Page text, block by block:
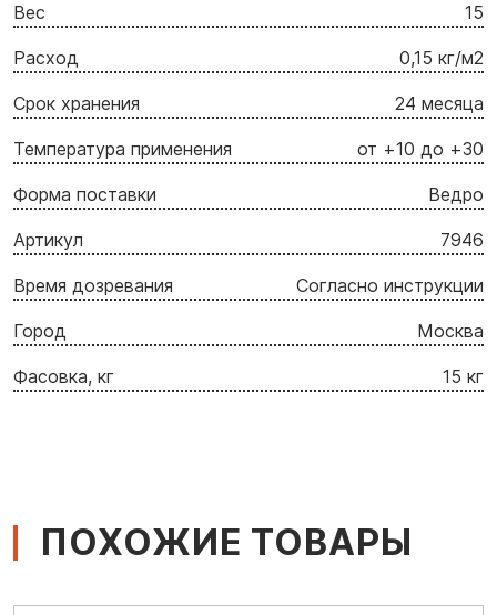
Вес 15
Расход 0,15 кг/м2
Срок хранения 24 месяца
Температура применения от +10 до +30
Форма поставки Ведро
Артикул 7946
Время дозревания Согласно инструкции
Город Москва
Фасовка, кг 15 кг
ПОХОЖИЕ ТОВАРЫ